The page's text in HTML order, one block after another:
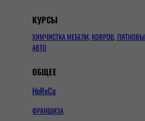
КУРСЫ
ХИМЧИСТКА МЕБЕЛИ, КОВРОВ,
АВТО
ОБЩЕЕ
HoReCa
ФРАНШИЗА